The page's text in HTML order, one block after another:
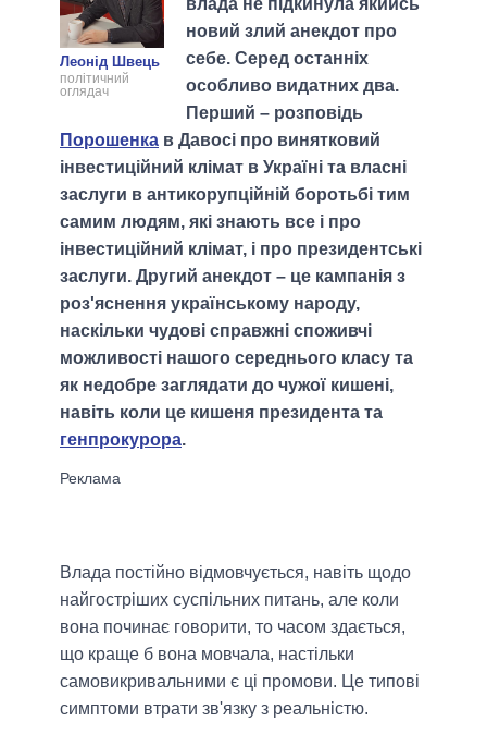
Леонід Швець
політичний
оглядач
новий злий анекдот про
себе. Серед останніх
особливо видатних два.
Перший – розповідь
Порошенка в Давосі про винятковий
інвестиційний клімат в Україні та власні
заслуги в антикорупційній боротьбі тим
самим людям, які знають все і про
інвестиційний клімат, і про президентські
заслуги. Другий анекдот – це кампанія з
роз'яснення українському народу,
наскільки чудові справжні споживчі
можливості нашого середнього класу та
як недобре заглядати до чужої кишені,
навіть коли це кишеня президента та
генпрокурора.
Влада постійно відмовчується, навіть щодо
найгостріших суспільних питань, але коли
вона починає говорити, то часом здається,
що краще б вона мовчала, настільки
самовикривальними є ці промови. Це типові
симптоми втрати зв'язку з реальністю.